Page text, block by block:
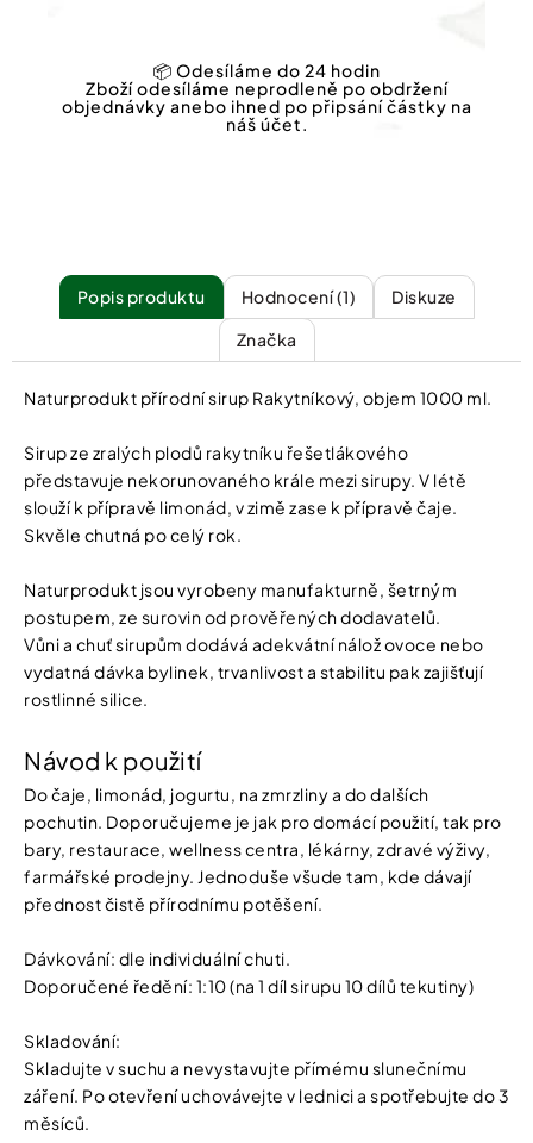
📦 Odesíláme do 24 hodin
Zboží odesíláme neprodleně po obdržení
objednávky anebo ihned po připsání částky na
náš účet.
Popis Hodnocení (1)
Diskuze
Značka
Naturprodukt přírodní sirup Rakytníkový, objem 1000 ml.
Sirup ze zralých plodů rakytníku řešetlákového
představuje nekorunovaného krále mezi sirupy. V létě
slouží k přípravě limonád, v zimě zase k přípravě čaje.
Skvěle chutná po celý rok.
Naturprodukt jsou vyrobeny manufakturně, šetrným
postupem, ze surovin od prověřených dodavatelů.
Vůni a chuť sirupům dodává adekvátní nálož ovoce nebo
vydatná dávka bylinek, trvanlivost a stabilitu pak zajišťují
rostlinné silice.
Návod k použití
Do čaje, limonád, jogurtu, na zmrzliny a do dalších
pochutin. Doporučujeme je jak pro domácí použití, tak pro
bary, restaurace, wellness centra, lékárny, zdravé výživy,
farmářské prodejny. Jednoduše všude tam, kde dávají
přednost čistě přírodnímu potěšení.
Dávkování: dle individuální chuti.
Doporučené ředění: 1:10 (na 1 díl sirupu 10 dílů tekutiny)
Skladování:
Skladujte v suchu a nevystavujte přímému slunečnímu
záření. Po otevření uchovávejte v lednici a spotřebujte do 3
měsíců.